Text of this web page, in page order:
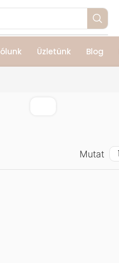
Üzletünk Blog
Mutat